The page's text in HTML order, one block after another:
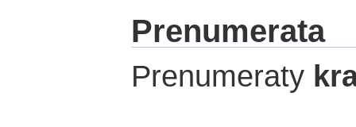
Prenumerata
Prenumeraty